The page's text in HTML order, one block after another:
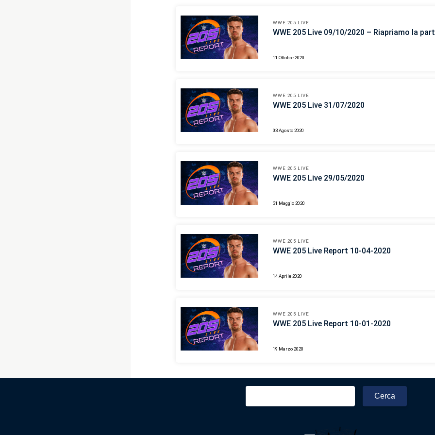
WWE 205 LIVE
WWE 205 Live 09/10/2020 – Riapriamo la
11 Ottobre 2020
WWE 205 LIVE
WWE 205 Live 31/07/2020
03 Agosto 2020
WWE 205 LIVE
WWE 205 Live 29/05/2020
31 Maggio 2020
WWE 205 LIVE
WWE 205 Live Report 10-04-2020
14 Aprile 2020
WWE 205 LIVE
WWE 205 Live Report 10-01-2020
19 Marzo 2020
Ricerca